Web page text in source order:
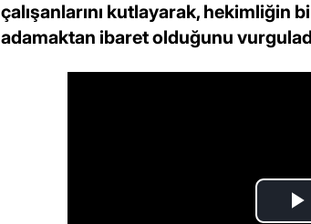
çalışanlarını kutlayarak, hekimliğin
adamaktan ibaret olduğunu